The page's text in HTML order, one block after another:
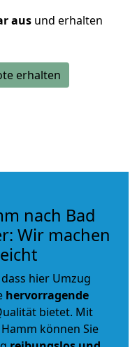
aus und erhalten
erhalten
nach Bad
Wir machen
hier Umzug
hervorragende
bietet. Mit
können Sie